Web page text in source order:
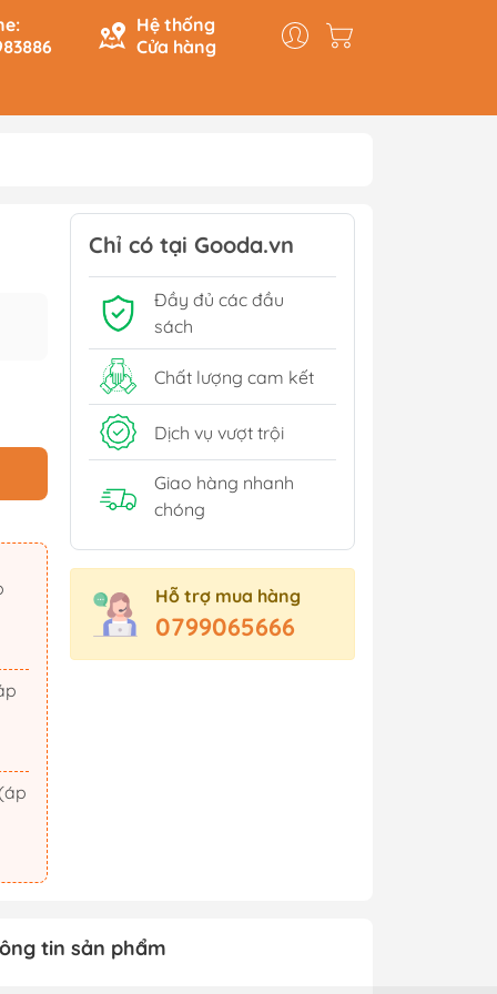
Hệ thống
Cửa hàng
Du Ký
Lịch Sử - Văn Hoá - Chính
Trị
Tâm Linh
Sách Tham Khảo Cấp 1
Sách Tham Khảo Cấp 2
Sách Ôn Thi Đại Học
Xem thêm
Triển
Xúc
Dục
Chỉ có tại Gooda.vn
Đầy đủ các đầu
sách
Chất lượng cam kết
Dịch vụ vượt trội
Giao hàng nhanh
chóng
Hỗ trợ mua hàng
0799065666
tin sản phẩm